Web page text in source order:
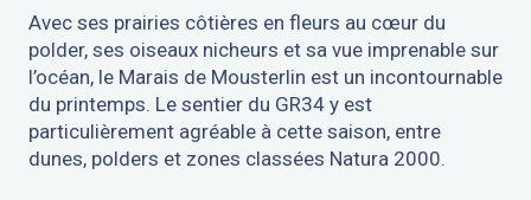
VISITER LES MARCHÉS
7 RÉSERVER UNE PREMIÈRE CROISIÈRE
8 PARTICIPER À UNE SÉANCE BIEN-ÊTRE
Avec ses prairies côtières en fleurs au cœur du
polder, ses oiseaux nicheurs et sa vue imprenable sur
l’océan, le Marais de Mousterlin est un incontournable
du printemps. Le sentier du GR34 y est
particulièrement agréable à cette saison, entre
dunes, polders et zones classées Natura 2000.